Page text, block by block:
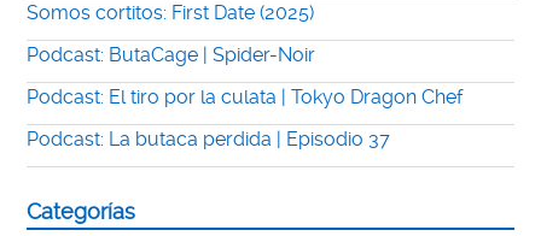
Somos cortitos: First Date (2025)
Podcast: ButaCage | Spider-Noir
Podcast: El tiro por la culata | Tokyo Dragon Chef
Podcast: La butaca perdida | Episodio 37
Categorías